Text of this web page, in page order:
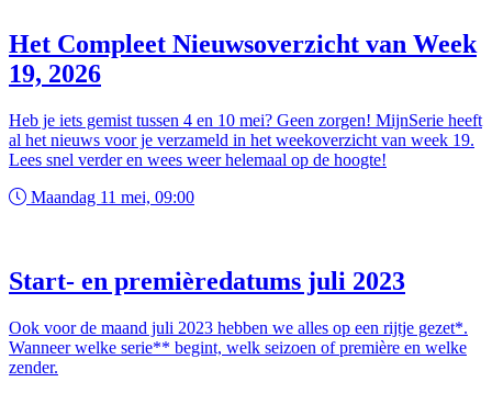
Het Compleet Nieuwsoverzicht van Week
19, 2026
Heb je iets gemist tussen 4 en 10 mei? Geen zorgen! MijnSerie heeft
al het nieuws voor je verzameld in het weekoverzicht van week 19.
Lees snel verder en wees weer helemaal op de hoogte!
Maandag 11 mei, 09:00
Start- en premièredatums juli 2023
Ook voor de maand juli 2023 hebben we alles op een rijtje gezet*.
Wanneer welke serie** begint, welk seizoen of première en welke
zender.